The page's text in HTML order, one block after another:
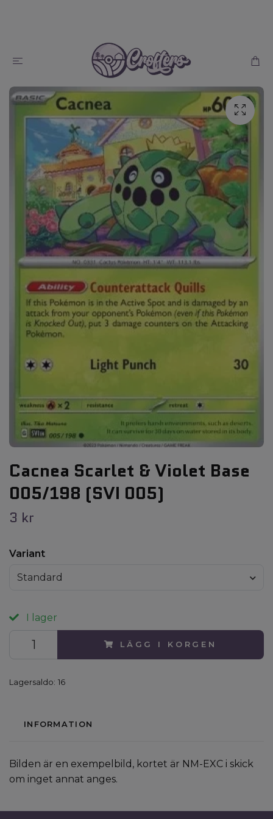
Cacnea Scarlet & Violet Base
005/198 (SVI 005)
3 kr
Variant
Standard
I lager
LÄGG I KORGEN
Lagersaldo: 16
INFORMATION
Bilden är en exempelbild, kortet är NM-EXC i skick
om inget annat anges.